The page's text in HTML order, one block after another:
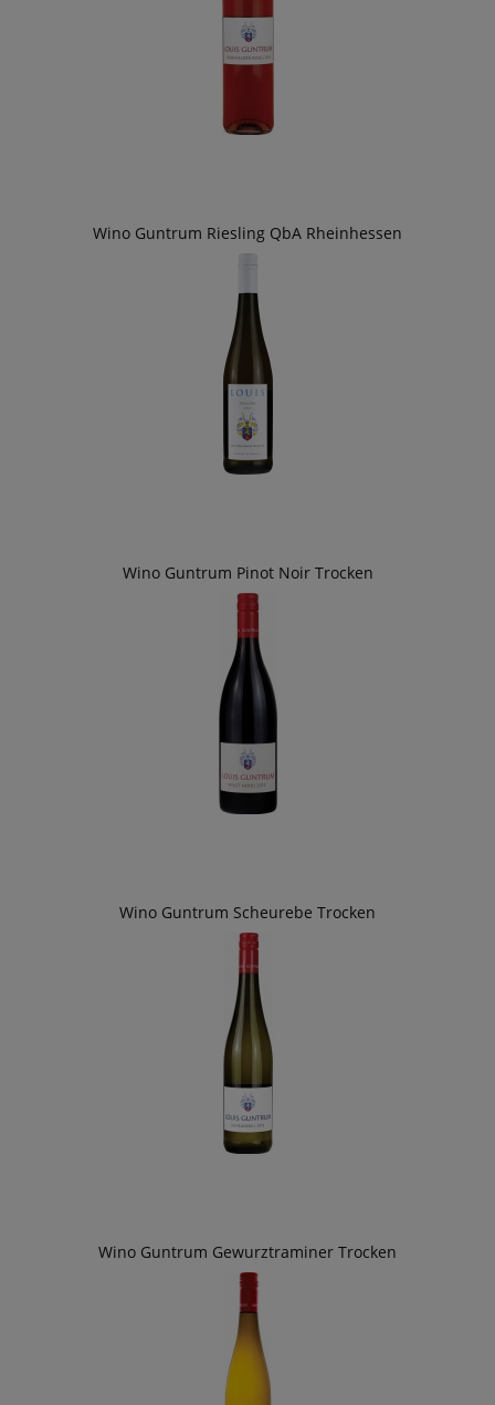
Wino Guntrum Riesling QbA Rheinhessen
Wino Guntrum Pinot Noir Trocken
Wino Guntrum Scheurebe Trocken
Wino Guntrum Gewurztraminer Trocken